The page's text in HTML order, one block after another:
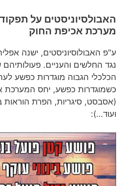
האבולסיוניסטים על
מערכת אכיפת החוק
ע"פ האבולוסיוניסטים, ישנה
נגד החלשים והעניים.
הכלכלי הגבוה מוגדרות כפשע
כשמוגדרות כפשע, יחס המערכת
(אסבסט, סיגריות, הפרת הוראות
ועוד…):